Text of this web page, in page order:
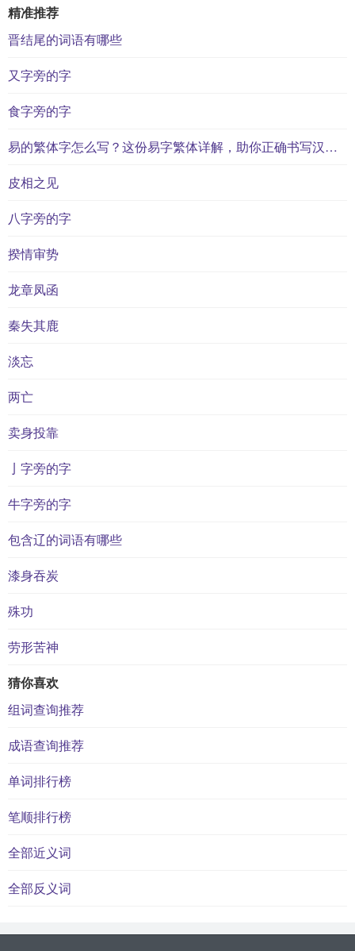
精准推荐
晋结尾的词语有哪些
又字旁的字
食字旁的字
易的繁体字怎么写？这份易字繁体详解，助你正确书写汉字_汉字繁体学习
皮相之见
八字旁的字
揆情审势
龙章凤函
秦失其鹿
淡忘
两亡
卖身投靠
亅字旁的字
牛字旁的字
包含辽的词语有哪些
漆身吞炭
殊功
劳形苦神
猜你喜欢
组词查询推荐
成语查询推荐
单词排行榜
笔顺排行榜
全部近义词
全部反义词